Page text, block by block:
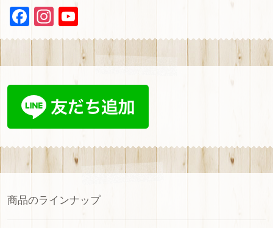
F
a
ce
b
oo
k
In
st
gr
a
m
Y
ou
T
u
b
e
C
h
a
n
n
商品のラインナップ